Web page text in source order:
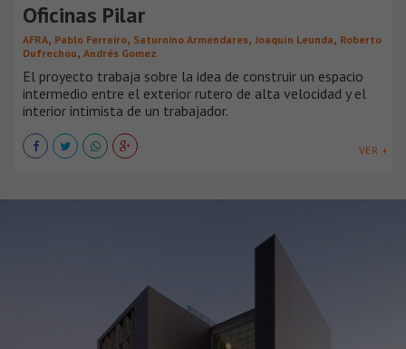
Oficinas Pilar
AFRA, Pablo Ferreiro, Saturnino Armendares, Joaquín Leunda, Roberto
Dufrechou, Andrés Gomez
El proyecto trabaja sobre la idea de construir un espacio
intermedio entre el exterior rutero de alta velocidad y el
interior intimista de un trabajador.
VER +